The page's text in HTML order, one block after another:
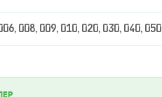
008, 009, 010, 020, 030, 040,